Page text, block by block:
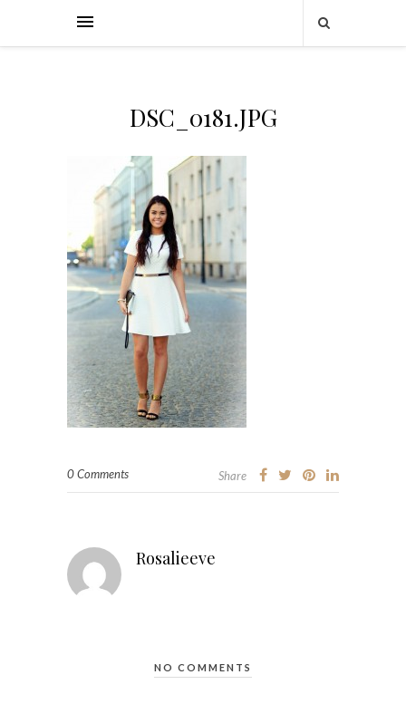
DSC_0181.JPG
0 Comments Share
Rosalieeve
NO COMMENTS